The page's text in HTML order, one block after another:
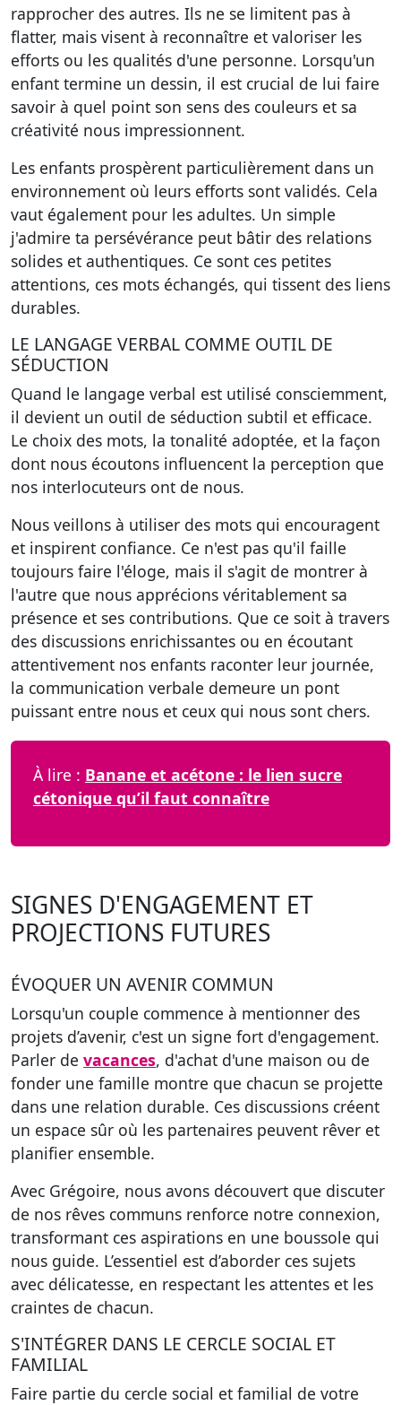
rapprocher des autres. Ils ne se limitent pas à
flatter, mais visent à reconnaître et valoriser les
efforts ou les qualités d'une personne. Lorsqu'un
enfant termine un dessin, il est crucial de lui faire
savoir à quel point son sens des couleurs et sa
créativité nous impressionnent.
Les enfants prospèrent particulièrement dans un
environnement où leurs efforts sont validés. Cela
vaut également pour les adultes. Un simple
j'admire ta persévérance peut bâtir des relations
solides et authentiques. Ce sont ces petites
attentions, ces mots échangés, qui tissent des liens
durables.
LE LANGAGE VERBAL COMME OUTIL DE
SÉDUCTION
Quand le langage verbal est utilisé consciemment,
il devient un outil de séduction subtil et efficace.
Le choix des mots, la tonalité adoptée, et la façon
dont nous écoutons influencent la perception que
nos interlocuteurs ont de nous.
Nous veillons à utiliser des mots qui encouragent
et inspirent confiance. Ce n'est pas qu'il faille
toujours faire l'éloge, mais il s'agit de montrer à
l'autre que nous apprécions véritablement sa
présence et ses contributions. Que ce soit à travers
des discussions enrichissantes ou en écoutant
attentivement nos enfants raconter leur journée,
la communication verbale demeure un pont
puissant entre nous et ceux qui nous sont chers.
À lire : Banane et acétone : le lien sucre
cétonique qu’il faut connaître
SIGNES D'ENGAGEMENT ET
PROJECTIONS FUTURES
ÉVOQUER UN AVENIR COMMUN
Lorsqu'un couple commence à mentionner des
projets d’avenir, c'est un signe fort d'engagement.
Parler de vacances, d'achat d'une maison ou de
fonder une famille montre que chacun se projette
dans une relation durable. Ces discussions créent
un espace sûr où les partenaires peuvent rêver et
planifier ensemble.
Avec Grégoire, nous avons découvert que discuter
de nos rêves communs renforce notre connexion,
transformant ces aspirations en une boussole qui
nous guide. L’essentiel est d’aborder ces sujets
avec délicatesse, en respectant les attentes et les
craintes de chacun.
S'INTÉGRER DANS LE CERCLE SOCIAL ET
FAMILIAL
Faire partie du cercle social et familial de votre